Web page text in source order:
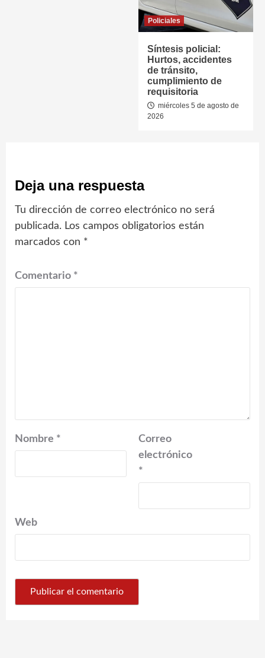
Policiales
Síntesis policial:
Hurtos, accidentes
de tránsito,
cumplimiento de
requisitoria
miércoles 5 de agosto de
2026
Deja una respuesta
Tu dirección de correo electrónico no será
publicada. Los campos obligatorios están
marcados con *
Comentario *
Nombre *
Correo
electrónico
*
Web